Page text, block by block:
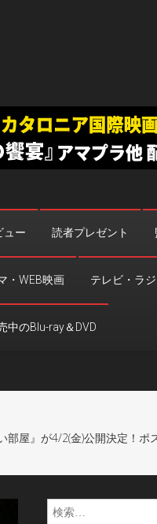
ュー 読者プレゼント
・WEB映画 テレビ・ラ
中のBlu-ray＆DVD
屋』が4/2(金)公開決定！ポ